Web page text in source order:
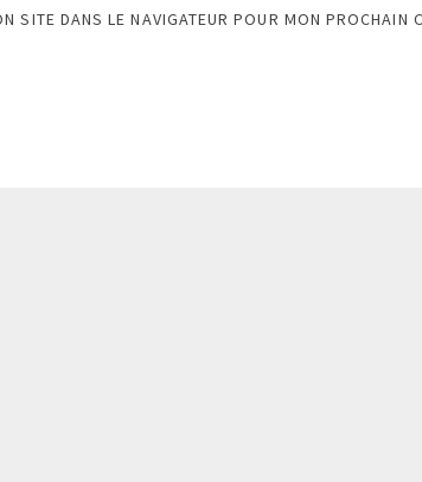
SITE DANS LE NAVIGATEUR POUR MON PROCHAIN